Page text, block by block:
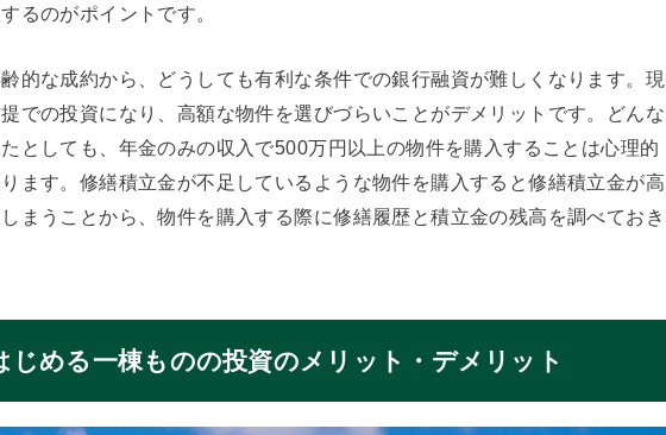
るのがポイントです。
的な成約から、どうしても有利な条件での銀行融資が難しくなります。現
での投資になり、高額な物件を選びづらいことがデメリットです。どんな
としても、年金のみの収入で500万円以上の物件を購入することは心理的
ます。修繕積立金が不足しているような物件を購入すると修繕積立金が高
まうことから、物件を購入する際に修繕履歴と積立金の残高を調べておき
じめる一棟ものの投資のメリット・デメリット